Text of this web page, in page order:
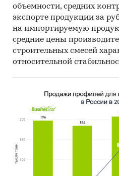
объемности, средних
экспорте продукции за
на импортируемую
средние цены
строительных смесей
относительной